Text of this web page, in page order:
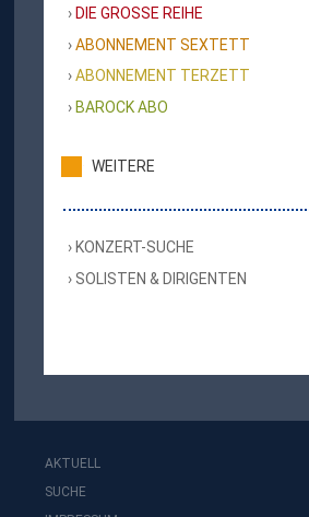
DIE GROSSE REIHE
ABONNEMENT SEXTETT
ABONNEMENT TERZETT
BAROCK ABO
WEITERE
KONZERT-SUCHE
SOLISTEN & DIRIGENTEN
AKTUELL
SUCHE